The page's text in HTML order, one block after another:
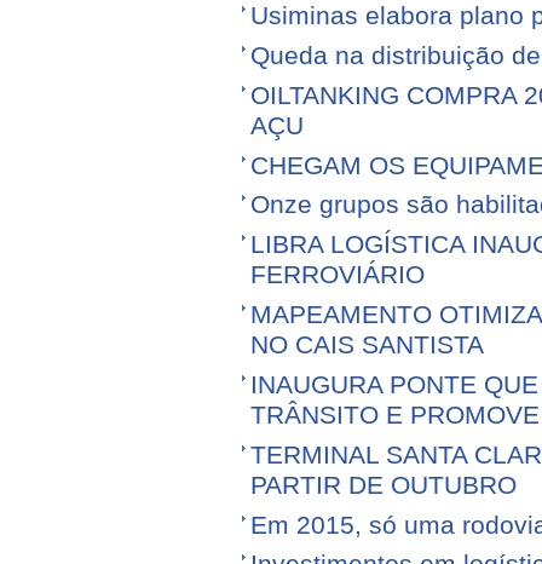
Usiminas elabora plano
Queda na distribuição
OILTANKING COMPRA
AÇU
CHEGAM OS
Onze grupos são
LIBRA LOGÍSTICA
FERROVIÁRIO
MAPEAMENTO
NO CAIS SANTISTA
INAUGURA PONTE
TRÂNSITO E
TERMINAL SANTA
PARTIR DE OUTUBRO
Em 2015, só uma